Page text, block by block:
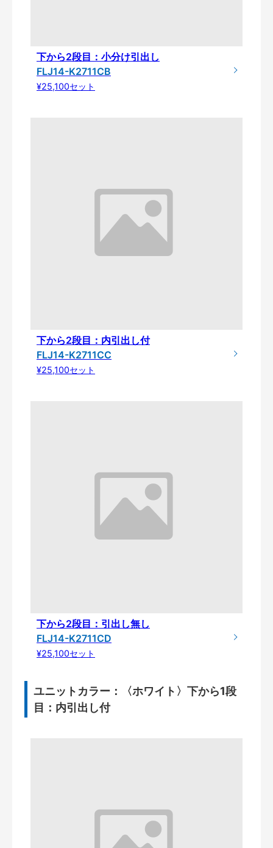
下から2段目：小分け引出し
FLJ14-K2711CB
¥25,100セット
下から2段目：内引出し付
FLJ14-K2711CC
¥25,100セット
下から2段目：引出し無し
FLJ14-K2711CD
¥25,100セット
ユニットカラー：〈ホワイト〉下から1段
目：内引出し付